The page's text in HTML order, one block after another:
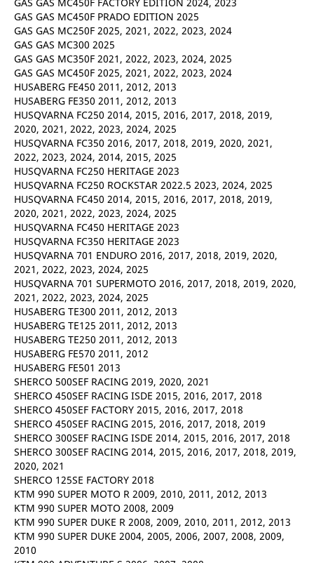
GAS GAS MC450F PRADO EDITION 2025
GAS GAS MC250F 2025, 2021, 2022, 2023, 2024
GAS GAS MC300 2025
GAS GAS MC350F 2021, 2022, 2023, 2024, 2025
GAS GAS MC450F 2025, 2021, 2022, 2023, 2024
HUSABERG FE450 2011, 2012, 2013
HUSABERG FE350 2011, 2012, 2013
HUSQVARNA FC250 2014, 2015, 2016, 2017, 2018, 2019,
2020, 2021, 2022, 2023, 2024, 2025
HUSQVARNA FC350 2016, 2017, 2018, 2019, 2020, 2021,
2022, 2023, 2024, 2014, 2015, 2025
HUSQVARNA FC250 HERITAGE 2023
HUSQVARNA FC250 ROCKSTAR 2022.5 2023, 2024, 2025
HUSQVARNA FC450 2014, 2015, 2016, 2017, 2018, 2019,
2020, 2021, 2022, 2023, 2024, 2025
HUSQVARNA FC450 HERITAGE 2023
HUSQVARNA FC350 HERITAGE 2023
HUSQVARNA 701 ENDURO 2016, 2017, 2018, 2019, 2020,
2021, 2022, 2023, 2024, 2025
HUSQVARNA 701 SUPERMOTO 2016, 2017, 2018, 2019, 2020,
2021, 2022, 2023, 2024, 2025
HUSABERG TE300 2011, 2012, 2013
HUSABERG TE125 2011, 2012, 2013
HUSABERG TE250 2011, 2012, 2013
HUSABERG FE570 2011, 2012
HUSABERG FE501 2013
SHERCO 500SEF RACING 2019, 2020, 2021
SHERCO 450SEF RACING ISDE 2015, 2016, 2017, 2018
SHERCO 450SEF FACTORY 2015, 2016, 2017, 2018
SHERCO 450SEF RACING 2015, 2016, 2017, 2018, 2019
SHERCO 300SEF RACING ISDE 2014, 2015, 2016, 2017, 2018
SHERCO 300SEF RACING 2014, 2015, 2016, 2017, 2018, 2019,
2020, 2021
SHERCO 125SE FACTORY 2018
KTM 990 SUPER MOTO R 2009, 2010, 2011, 2012, 2013
KTM 990 SUPER MOTO 2008, 2009
KTM 990 SUPER DUKE R 2008, 2009, 2010, 2011, 2012, 2013
KTM 990 SUPER DUKE 2004, 2005, 2006, 2007, 2008, 2009,
2010